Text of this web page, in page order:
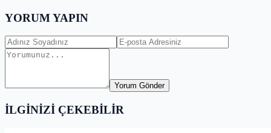
YORUM YAPIN
Yorum Gönder
İLGİNİZİ ÇEKEBİLİR